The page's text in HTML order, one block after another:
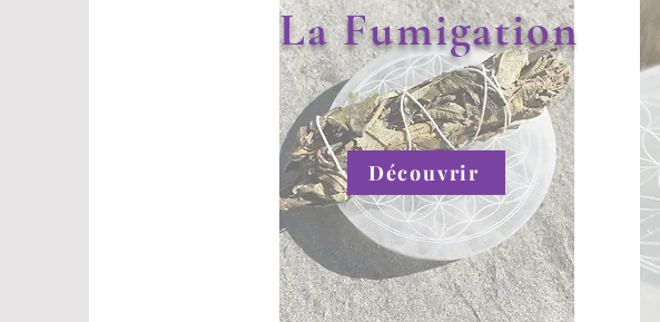
La Fumigation
Découvrir